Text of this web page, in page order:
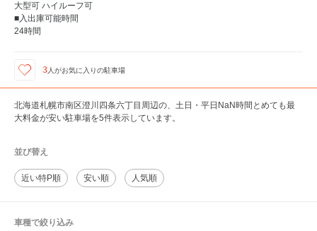
大型可 ハイルーフ可
■入出庫可能時間
24時間
3人がお気に入りの駐車場
北海道札幌市南区澄川四条六丁目周辺の、土日・平日NaN時間とめても最
大料金が安い駐車場を5件表示しています。
並び替え
近い特P順 安い順 人気順
車種で絞り込み